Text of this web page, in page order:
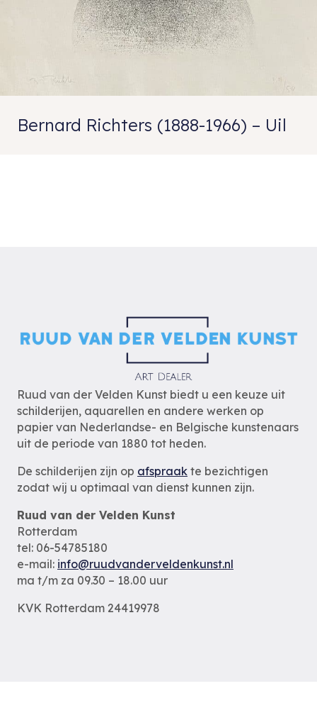
Bernard Richters (1888-1966) – Uil
Ruud van der Velden Kunst biedt u een keuze uit
schilderijen, aquarellen en andere werken op
papier van Nederlandse- en Belgische kunstenaars
uit de periode van 1880 tot heden.
De schilderijen zijn op afspraak te bezichtigen
zodat wij u optimaal van dienst kunnen zijn.
Ruud van der Velden Kunst
Rotterdam
tel: 06-54785180
e-mail: info@ruudvanderveldenkunst.nl
ma t/m za 09.30 – 18.00 uur
KVK Rotterdam 24419978